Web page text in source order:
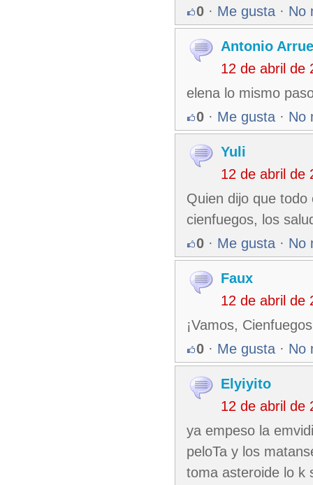
0 · Me gusta · No
Antonio
12 de abril de
elena lo mismo
0 · Me gusta · No
Yuli
12 de abril de
Quien dijo que
cienfuegos, los
0 · Me gusta · No
Faux
12 de abril de
¡Vamos,
0 · Me gusta · No
Elyiyito
12 de abril de
ya empeso la
peloTa y los
toma asteroide lo k